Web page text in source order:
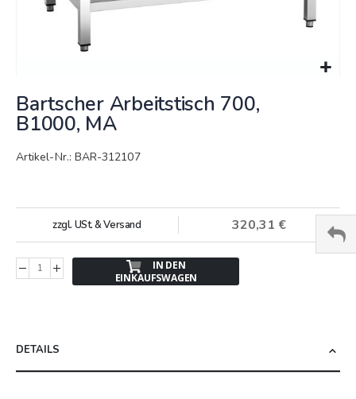
zum
Anfang
der
Bildergalerie
Bartscher Arbeitstisch 700,
B1000, MA
Artikel-Nr.: BAR-312107
320,31 €
zzgl. USt. & Versand
IN DEN
EINKAUFSWAGEN
DETAILS